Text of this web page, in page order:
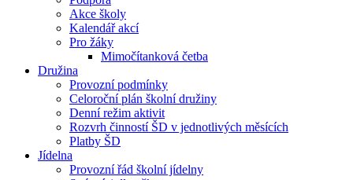
Akce školy
Kalendář akcí
Pro žáky
Mimočítanková četba
Družina
Provozní podmínky
Celoroční plán školní družiny
Denní režim aktivit
Rozvrh činností ŠD v jednotlivých měsících
Platby ŠD
Jídelna
Provozní řád školní jídelny